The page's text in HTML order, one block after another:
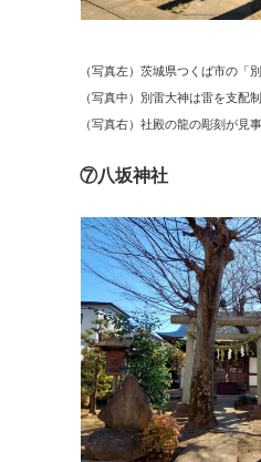
（写真左）茨城県つくば市の「
（写真中）別雷大神は雷を支配
（写真右）社殿の龍の彫刻が見
⑦八坂神社